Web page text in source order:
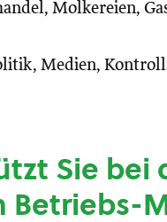
Molkereien,
Medien,
Sie bei
Betriebs-